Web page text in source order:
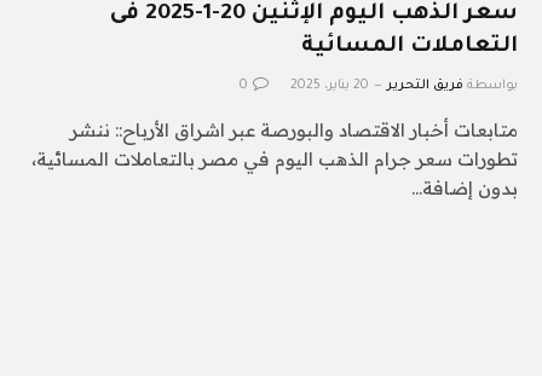
سعر الذهب اليوم الإثنين 20-1-2025 فى
التعاملات المسائية
بواسطة فريق التحرير 20 يناير، 2025 0
متابعات أخبار الاقتصاد والبورصة عبر اشراق الأرباح:: ننشر
تطورات سعر جرام الذهب اليوم في مصر بالتعاملات المسائية،
بدون إضافة…